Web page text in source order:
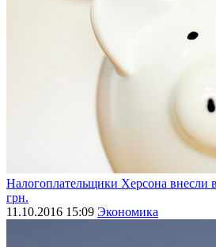
Налогоплательщики Херсона внесли
грн.
11.10.2016 15:09 Экономика